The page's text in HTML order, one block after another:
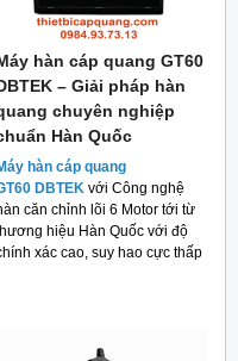
hàn cáp quang GT60
– Giải pháp hàn
chuyên nghiệp
Hàn Quốc
hàn cáp quang
DBTEK với Công nghệ
căn chỉnh lõi 6 Motor tới từ
hiệu Hàn Quốc với độ
xác cao, suy hao cực thấp